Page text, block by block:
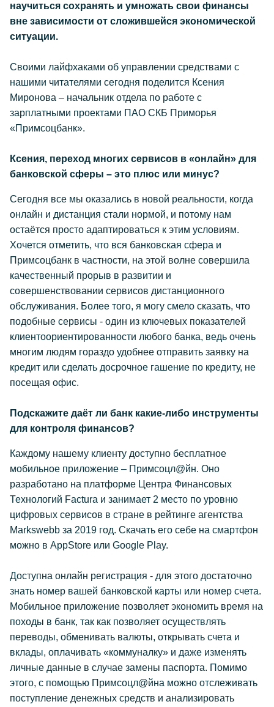
научиться сохранять и умножать свои финансы
вне зависимости от сложившейся экономической
ситуации.
Своими лайфхаками об управлении средствами с
нашими читателями сегодня поделится Ксения
Миронова – начальник отдела по работе с
зарплатными проектами ПАО СКБ Приморья
«Примсоцбанк».
Ксения, переход многих сервисов в «онлайн» для
банковской сферы – это плюс или минус?
Сегодня все мы оказались в новой реальности, когда
онлайн и дистанция стали нормой, и потому нам
остаётся просто адаптироваться к этим условиям.
Хочется отметить, что вся банковская сфера и
Примсоцбанк в частности, на этой волне совершила
качественный прорыв в развитии и
совершенствовании сервисов дистанционного
обслуживания. Более того, я могу смело сказать, что
подобные сервисы - один из ключевых показателей
клиентоориентированности любого банка, ведь очень
многим людям гораздо удобнее отправить заявку на
кредит или сделать досрочное гашение по кредиту, не
посещая офис.
Подскажите даёт ли банк какие-либо инструменты
для контроля финансов?
Каждому нашему клиенту доступно бесплатное
мобильное приложение – Примсоцл@йн. Оно
разработано на платформе Центра Финансовых
Технологий Factura и занимает 2 место по уровню
цифровых сервисов в стране в рейтинге агентства
Markswebb за 2019 год. Скачать его себе на смартфон
можно в AppStore или Google Play.
Доступна онлайн регистрация - для этого достаточно
знать номер вашей банковской карты или номер счета.
Мобильное приложение позволяет экономить время на
походы в банк, так как позволяет осуществлять
переводы, обменивать валюты, открывать счета и
вклады, оплачивать «коммуналку» и даже изменять
личные данные в случае замены паспорта. Помимо
этого, с помощью Примсоцл@йна можно отслеживать
поступление денежных средств и анализировать